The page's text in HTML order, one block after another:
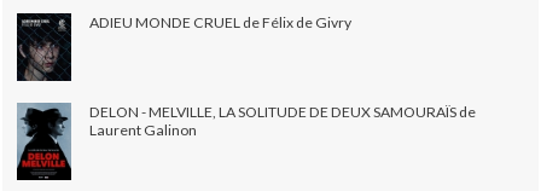
ADIEU MONDE CRUEL de Félix de Givry
DELON - MELVILLE, LA SOLITUDE DE DEUX SAMOURAÏS de
Laurent Galinon